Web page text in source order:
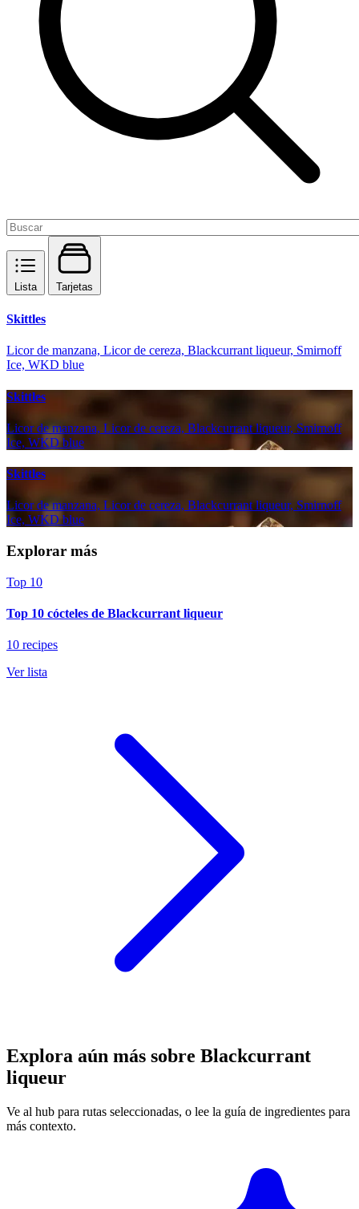
Lista Tarjetas
Skittles
Licor de manzana, Licor de cereza, Blackcurrant liqueur, Smirnoff
Ice, WKD blue
Skittles
Licor de manzana, Licor de cereza, Blackcurrant liqueur, Smirnoff
Ice, WKD blue
Skittles
Licor de manzana, Licor de cereza, Blackcurrant liqueur, Smirnoff
Ice, WKD blue
Explorar más
Top 10
Top 10 cócteles de Blackcurrant liqueur
10 recipes
Ver lista
Explora aún más sobre Blackcurrant
liqueur
Ve al hub para rutas seleccionadas, o lee la guía de ingredientes para
más contexto.